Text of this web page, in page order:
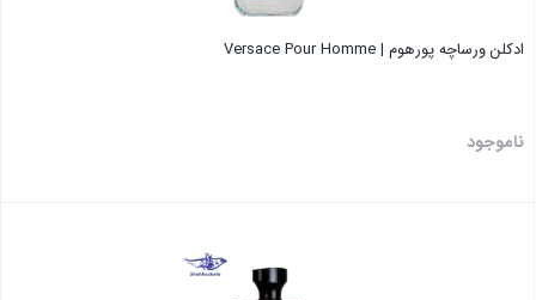
ادکلن ورساچه پورهوم | Versace Pour Homme
ناموجود